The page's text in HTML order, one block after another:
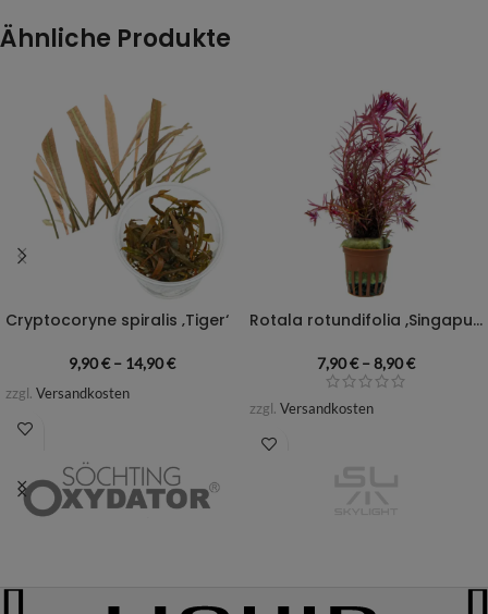
Ähnliche Produkte
Cryptocoryne spiralis ‚Tiger‘
9,90€– 14,90€
zzgl. Versandkosten
Rotala rotundifolia ,Singapur Bloodred‘
7,90€–8,90€
zzgl. Versandkosten